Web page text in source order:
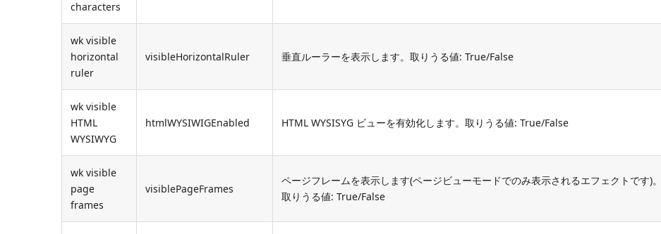
characters
wk visible
horizontal
ruler
visibleHorizontalRuler 垂直ルーラーを表示します。取りうる値: True/False
wk visible
HTML
WYSIWYG
htmlWYSIWIGEnabled HTML WYSISYG ビューを有効化します。取りうる値: True/False
wk visible
page
frames
visiblePageFrames
ページフレームを表示します(ページビューモードでのみ表示されるエフェクトです)。
取りうる値: True/False